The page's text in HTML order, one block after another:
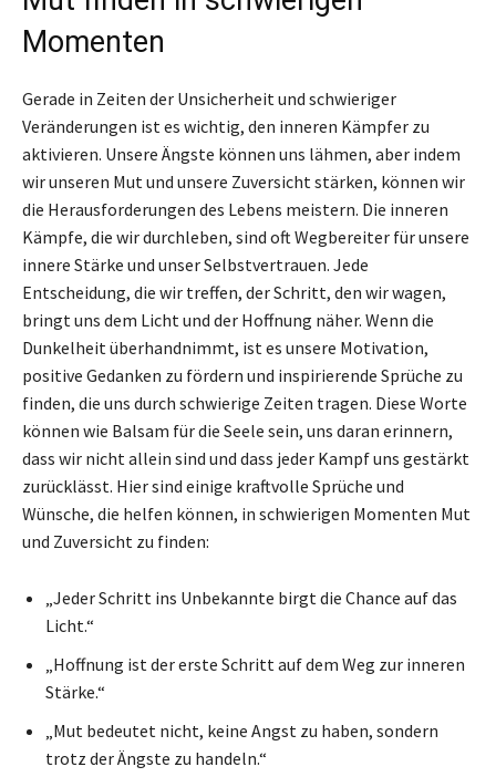
Momenten
Gerade in Zeiten der Unsicherheit und schwieriger
Veränderungen ist es wichtig, den inneren Kämpfer zu
aktivieren. Unsere Ängste können uns lähmen, aber indem
wir unseren Mut und unsere Zuversicht stärken, können wir
die Herausforderungen des Lebens meistern. Die inneren
Kämpfe, die wir durchleben, sind oft Wegbereiter für unsere
innere Stärke und unser Selbstvertrauen. Jede
Entscheidung, die wir treffen, der Schritt, den wir wagen,
bringt uns dem Licht und der Hoffnung näher. Wenn die
Dunkelheit überhandnimmt, ist es unsere Motivation,
positive Gedanken zu fördern und inspirierende Sprüche zu
finden, die uns durch schwierige Zeiten tragen. Diese Worte
können wie Balsam für die Seele sein, uns daran erinnern,
dass wir nicht allein sind und dass jeder Kampf uns gestärkt
zurücklässt. Hier sind einige kraftvolle Sprüche und
Wünsche, die helfen können, in schwierigen Momenten Mut
und Zuversicht zu finden:
„Jeder Schritt ins Unbekannte birgt die Chance auf das
Licht.“
„Hoffnung ist der erste Schritt auf dem Weg zur inneren
Stärke.“
„Mut bedeutet nicht, keine Angst zu haben, sondern
trotz der Ängste zu handeln.“